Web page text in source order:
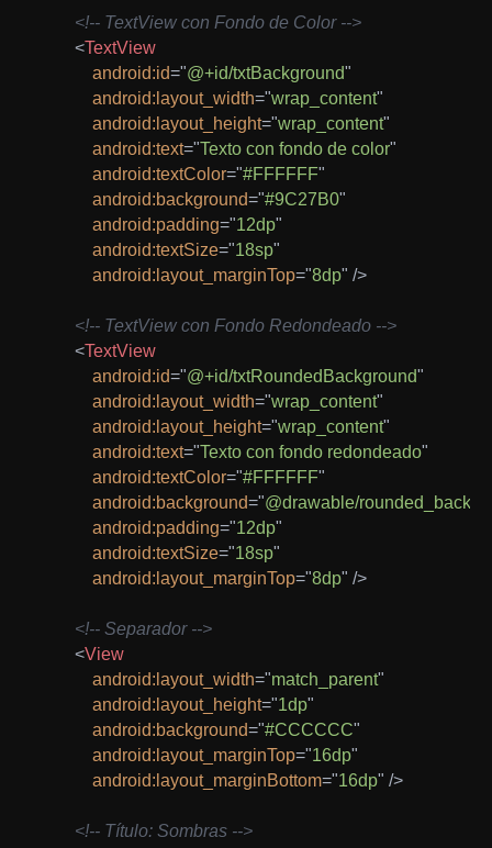
<!-- TextView con Fondo de Color -->
<TextView
android:id="@+id/txtBackground"
android: layout_width="wrap_content"
android: layout_height="wrap_content"
android:text="Texto con fondo de color"
android:textColor="#FFFFFF"
android:background="#9C27B0"
android:padding="12dp"
android:textSize="18sp"
android: layout_marginTop="8dp" />
<!-- TextView con Fondo Redondeado -->
<TextView
android:id="@+id/txtRoundedBackground"
android: layout_width="wrap_content"
android: layout_height="wrap_content"
android:text="Texto con fondo redondeado"
android:textColor="#FFFFFF"
android:background="@drawable/
android:padding="12dp"
android:textSize="18sp"
android: layout_marginTop="8dp" />
<!-- Separador -->
<View
android: layout_width="match_parent"
android: layout_height="1dp"
android:background="#CCCCCC"
android: layout_marginTop="16dp"
android: layout_marginBottom="16dp" />
<!-- Título: Sombras -->